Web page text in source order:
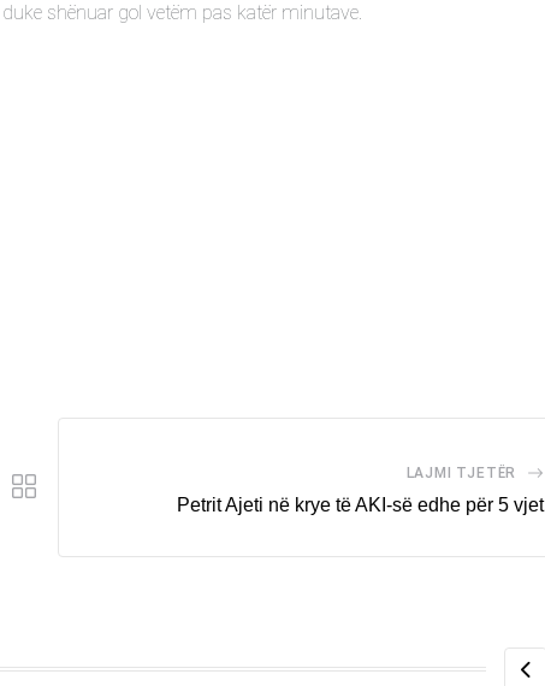
shënuar gol vetëm pas katër minutave.
LAJMI TJETËR
Petrit Ajeti në krye të AKI-së edhe për 5 vjet